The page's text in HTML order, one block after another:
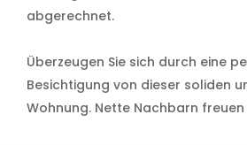
abgerechnet.
Überzeugen Sie sich durch eine
Besichtigung von dieser soliden
Wohnung. Nette Nachbarn freuen